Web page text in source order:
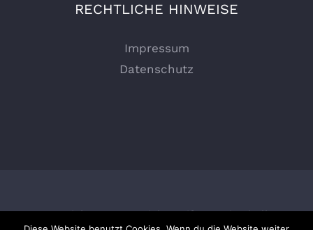
RECHTLICHE HINWEISE
Impressum
Datenschutz
Copyright 2025 Patricks Reifenservice | Alle